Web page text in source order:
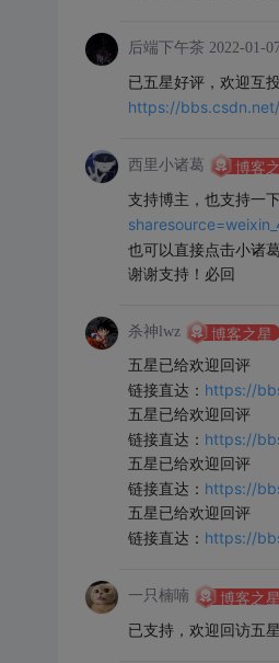
后端下午茶 2022-01-
已五星好评，欢迎互
https://
西里小诸葛 博客
支持博主，也支持一
也可以直接点击小诸
谢谢支持！必回
杀神lwz 博客之星
五星已给欢迎回评
链接直达： https://
五星已给欢迎回评
链接直达： https://
五星已给欢迎回评
链接直达： https://
五星已给欢迎回评
链接直达： https://
一只楠喃 博客之星
已支持，欢迎回访五星